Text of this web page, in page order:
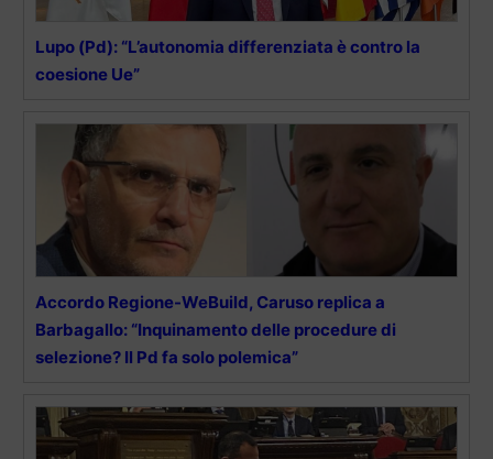
Lupo (Pd): “L’autonomia differenziata è contro la
coesione Ue”
Accordo Regione-WeBuild, Caruso replica a
Barbagallo: “Inquinamento delle procedure di
selezione? Il Pd fa solo polemica”